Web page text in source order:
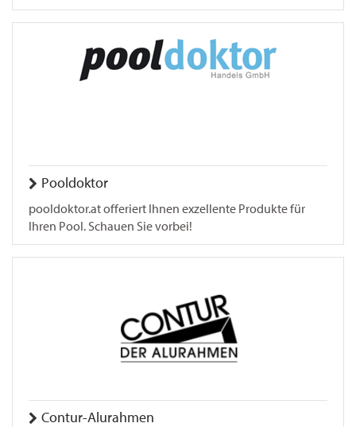
Pooldoktor
pooldoktor.at offeriert Ihnen exzellente Produkte für
Ihren Pool. Schauen Sie vorbei!
Contur-Alurahmen